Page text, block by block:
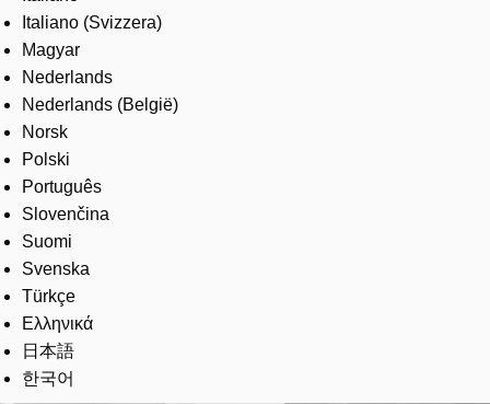
Italiano (Svizzera)
Magyar
Nederlands
Nederlands (België)
Norsk
Polski
Português
Slovenčina
Suomi
Svenska
Türkçe
Ελληνικά
日本語
한국어